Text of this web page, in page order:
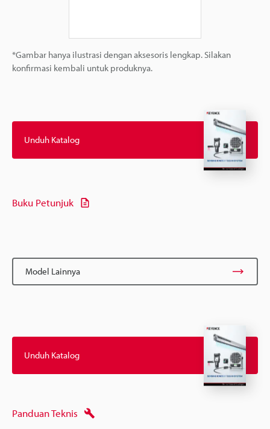
*Gambar hanya ilustrasi dengan aksesoris lengkap. Silakan
konfirmasi kembali untuk produknya.
Unduh Katalog
Buku Petunjuk
Model Lainnya
Unduh Katalog
Panduan Teknis